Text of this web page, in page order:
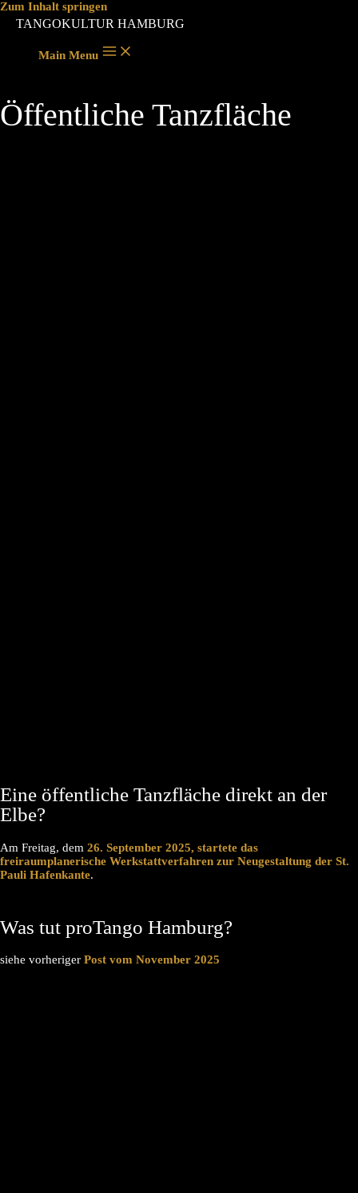
Zum Inhalt springen
TANGOKULTUR HAMBURG
Main Menu
Öffentliche Tanzfläche
Eine öffentliche Tanzfläche direkt an der
Elbe?
Am Freitag, dem 26. September 2025, startete das
freiraumplanerische Werkstattverfahren zur Neugestaltung der St.
Pauli Hafenkante.
Was tut proTango Hamburg?
siehe vorheriger Post vom November 2025